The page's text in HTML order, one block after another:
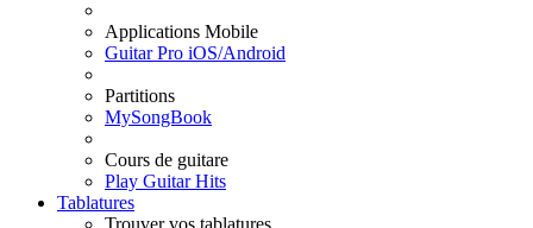
Applications Mobile
Guitar Pro iOS/Android
Partitions
MySongBook
Cours de guitare
Play Guitar Hits
Tablatures
Trouver vos tablatures